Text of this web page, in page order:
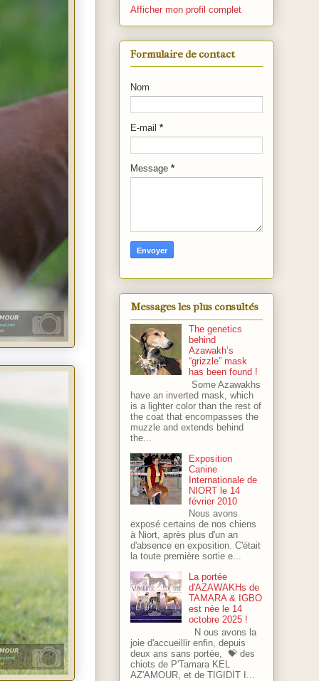
Afficher mon profil complet
Formulaire de contact
Nom
E-mail *
Message *
Messages les plus consultés
The genetics
behind
Azawakh’s
“grizzle” mask
has been found !
Some Azawakhs
have an inverted mask, which
is a lighter color than the rest of
the coat that encompasses the
muzzle and extends behind
the...
Exposition
Canine
Internationale de
NIORT le 14
février 2010
Nous avons
exposé certains de nos chiens
à Niort, après plus d'un an
d'absence en exposition. C'était
la toute première sortie e...
La portée
d'AZAWAKHs de
TAMARA & IGBO
est née le 14
octobre 2025 !
N ous avons la
joie d'accueillir enfin, depuis
deux ans sans portée, 💝 des
chiots de P'Tamara KEL
AZ'AMOUR, et de TIGIDIT I...